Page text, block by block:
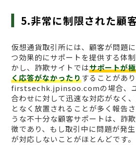
5.非常に制限された顧
仮想通貨取引所には、顧客が問題
つ効果的にサポートを提供する体
かし、詐欺サイトではサポートが
く応答がなかったりすることがあり
firstsechk.jpinsoo.comの場合、
合わせに対して迅速な対応がなく
となく放置されることが多く報告
うな不十分な顧客サポートは、詐
徴であり、もし取引中に問題が発
が対応しないことがほとんどです。